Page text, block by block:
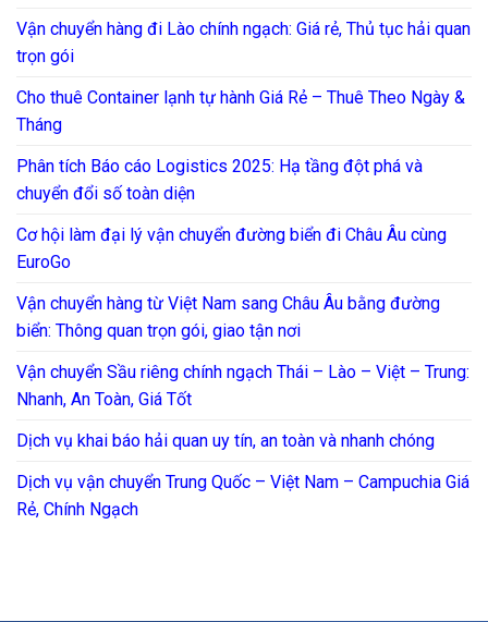
Vận chuyển hàng đi Lào chính ngạch: Giá rẻ, Thủ tục hải quan
trọn gói
Cho thuê Container lạnh tự hành Giá Rẻ – Thuê Theo Ngày &
Tháng
Phân tích Báo cáo Logistics 2025: Hạ tầng đột phá và
chuyển đổi số toàn diện
Cơ hội làm đại lý vận chuyển đường biển đi Châu Âu cùng
EuroGo
Vận chuyển hàng từ Việt Nam sang Châu Âu bằng đường
biển: Thông quan trọn gói, giao tận nơi
Vận chuyển Sầu riêng chính ngạch Thái – Lào – Việt – Trung:
Nhanh, An Toàn, Giá Tốt
Dịch vụ khai báo hải quan uy tín, an toàn và nhanh chóng
Dịch vụ vận chuyển Trung Quốc – Việt Nam – Campuchia Giá
Rẻ, Chính Ngạch